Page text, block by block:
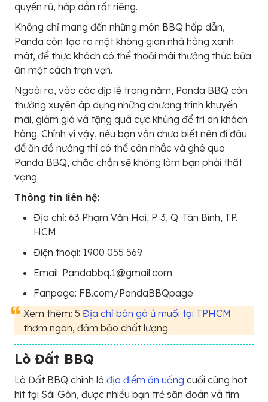
quyến rũ, hấp dẫn rất riêng.
Không chỉ mang đến những món BBQ hấp dẫn,
Panda còn tạo ra một không gian nhà hàng xanh
mát, để thực khách có thể thoải mái thưởng thức bữa
ăn một cách trọn vẹn.
Ngoài ra, vào các dịp lễ trong năm, Panda BBQ còn
thường xuyên áp dụng những chương trình khuyến
mãi, giảm giá và tặng quà cực khủng để tri ân khách
hàng. Chính vì vậy, nếu bạn vẫn chưa biết nên đi đâu
để ăn đồ nướng thì có thể cân nhắc và ghé qua
Panda BBQ, chắc chắn sẽ không làm bạn phải thất
vọng.
Thông tin liên hệ:
Địa chỉ: 63 Phạm Văn Hai, P. 3, Q. Tân Bình, TP.
HCM
Điện thoại: 1900 055 569
Email: Pandabbq.1@gmail.com
Fanpage: FB.com/PandaBBQpage
Xem thêm: 5 Địa chỉ bán gà ủ muối tại TPHCM
thơm ngon, đảm bảo chất lượng
Lò Đất BBQ
Lò Đất BBQ chính là địa điểm ăn uống cuối cùng hot
hit tại Sài Gòn, được nhiều bạn trẻ săn đoán và tìm